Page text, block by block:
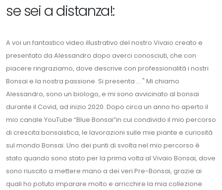
se sei a distanza!:
A voi un fantastico video illustrativo del nostro Vivaio creato e
presentato da Alessandro dopo averci conosciuti, che con
piacere ringraziamo, dove descrive con professionalità i nostri
Bonsai e la nostra passione. Si presenta ... " Mi chiamo
Alessandro, sono un biologo, e mi sono avvicinato al bonsai
durante il Covid, ad inizio 2020. Dopo circa un anno ho aperto il
mio canale YouTube “Blue Bonsai”in cui condivido il mio percorso
di crescita bonsaistica, le lavorazioni sulle mie piante e curiosità
sul mondo Bonsai. Uno dei punti di svolta nel mio percorso è
stato quando sono stato per la prima volta al Vivaio Bonsai, dove
sono riuscito a mettere mano a dei veri Pre-Bonsai, grazie ai
quali ho potuto imparare molto e arricchire la mia collezione.